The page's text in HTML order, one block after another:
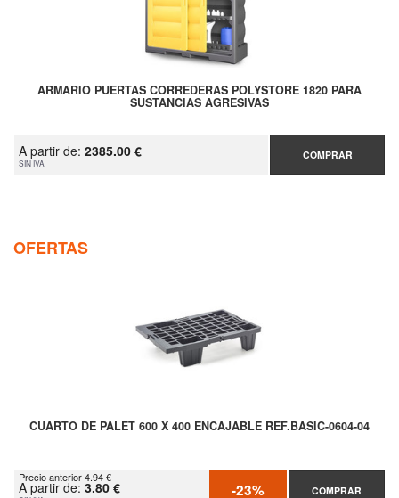
ARMARIO PUERTAS CORREDERAS POLYSTORE 1820 PARA
SUSTANCIAS AGRESIVAS
A partir de: 2385.00 €
SIN IVA
COMPRAR
OFERTAS
CUARTO DE PALET 600 X 400 ENCAJABLE REF.BASIC-0604-04
Precio anterior 4.94 €
A partir de: 3.80 € -23% COMPRAR